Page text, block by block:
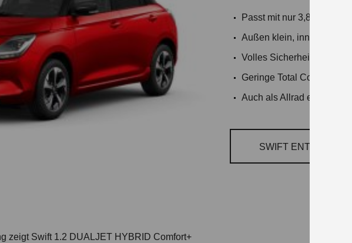
Passt mit nur 3,8 Metern
Außen klein, innen
Volles Sicherheitspaket
Geringe Total Cost of
Auch als Allrad erhältlich
SWIFT ENTDECKEN
zeigt Swift 1.2 DUALJET HYBRID Comfort+